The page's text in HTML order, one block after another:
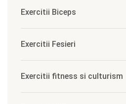
Exercitii Biceps
Exercitii Fesieri
Exercitii fitness si culturism